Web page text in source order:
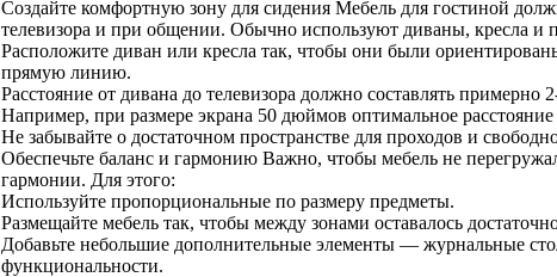
Создайте комфортную зону для сидения Мебель для гостиной
телевизора и при общении. Обычно используют диваны, кресла и
Расположите диван или кресла так, чтобы они были
прямую линию.
Расстояние от дивана до телевизора должно составлять примерно
Например, при размере экрана 50 дюймов оптимальное
Не забывайте о достаточном пространстве для проходов и
Обеспечьте баланс и гармонию Важно, чтобы мебель не
гармонии. Для этого:
Используйте пропорциональные по размеру предметы.
Размещайте мебель так, чтобы между зонами оставалось
Добавьте небольшие дополнительные элементы — журнальные
функциональности.